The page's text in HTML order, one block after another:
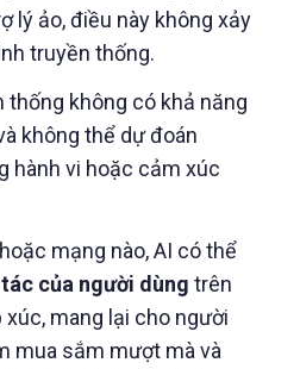
lý ảo, điều này không xảy
truyền thống.
thống không có khả năng
không thể dự đoán
hành vi hoặc cảm xúc
mạng nào, AI có thể
của người dùng trên
mang lại cho người
mua sắm mượt mà và